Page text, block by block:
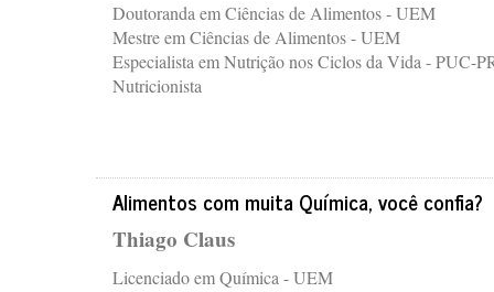
Doutoranda em Ciências de Alimentos - UEM
Mestre em Ciências de Alimentos - UEM
Especialista em Nutrição nos Ciclos da Vida - PUC-
Nutricionista
Alimentos com muita Química, você confia?
Thiago Claus
Licenciado em Química - UEM